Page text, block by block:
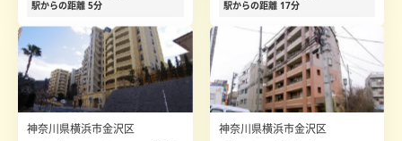
駅からの距離 5分
駅からの距離 17分
神奈川県横浜市金沢区 神奈川県横浜市金沢区